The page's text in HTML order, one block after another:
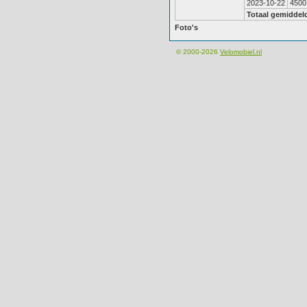
2023-10-22 4500
Totaal
Foto's
© 2000-2026 Velomobiel.nl